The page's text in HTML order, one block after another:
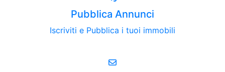
Pubblica Annunci
Iscriviti e Pubblica i tuoi immobili